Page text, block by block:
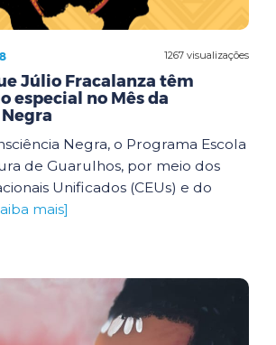
1267 visualizações
Júlio Fracalanza têm
especial no Mês da
Negra, o Programa Escola
de Guarulhos, por meio dos
Unificados (CEUs) e do
mais]